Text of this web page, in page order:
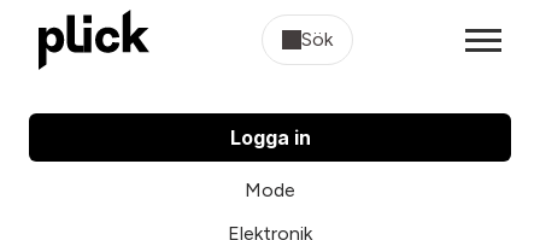
Sök
Logga in
Mode
Elektronik